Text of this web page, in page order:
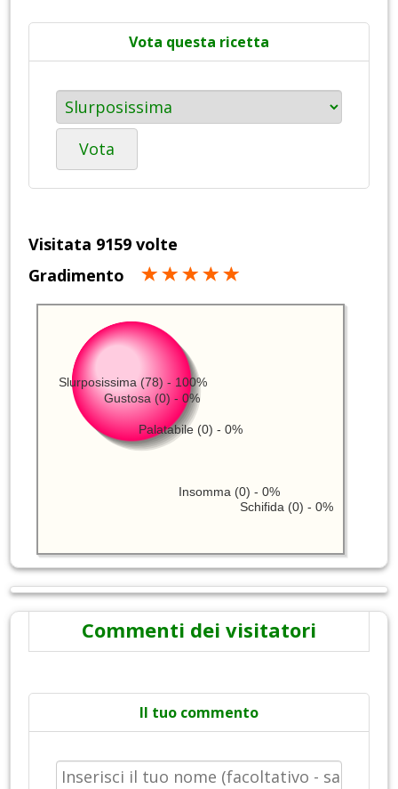
Vota questa ricetta
Vota
Visitata 9159 volte
Gradimento
Slurposissima (78) - 100%
Schifida (0) - 0%
Insomma (0) - 0%
Palatabile (0) - 0%
Gustosa (0) - 0%
Commenti dei visitatori
Il tuo commento